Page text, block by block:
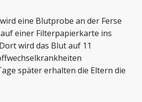
eine Blutprobe an der Ferse
einer Filterpapierkarte ins
wird das Blut auf 11
später erhalten die Eltern die